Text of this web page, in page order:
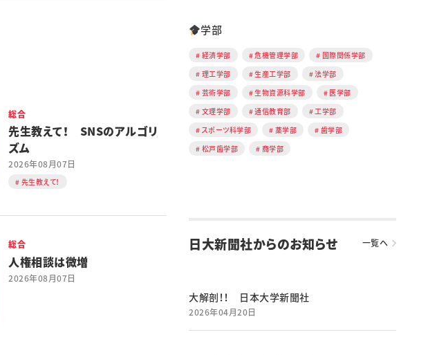
総合
先生教えて！ SNSのアルゴリ
ズム
2026年08月07日
先生教えて！
総合
人権相談は微増
2026年08月07日
学部
経済学部 危機管理学部
国際関係学部
理工学部
生産工学部
法学部
芸術学部
生物資源科学部
医学部
文理学部
通信教育部
工学部
スポーツ科学部
薬学部
歯学部
松戸歯学部
商学部
日大新聞社からのお知らせ 一覧へ
大解剖！！ 日本大学新聞社
2026年04月20日